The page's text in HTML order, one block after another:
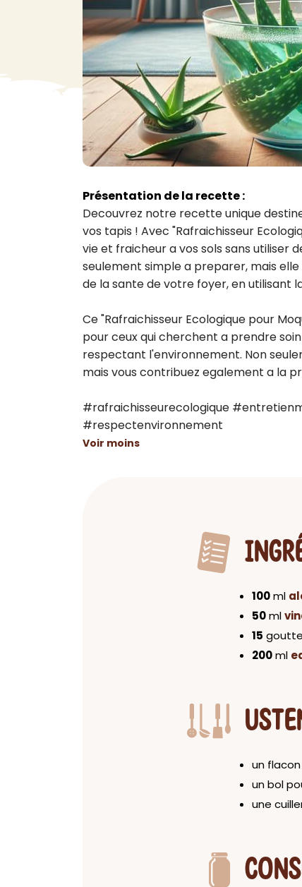
Présentation de la recette :
Decouvrez notre recette unique
vos tapis ! Avec "Rafraichisseur
vie et fraicheur a vos sols sans utiliser
seulement simple a preparer, mais
de la sante de votre foyer, en utilisant
Ce "Rafraichisseur Ecologique pour
pour ceux qui cherchent a prendre
respectant l'environnement. Non
mais vous contribuez egalement a la
#rafraichisseurecologique
#respectenvironnement
Voir moins
100ml
50ml
15
200ml
un
un bol
une